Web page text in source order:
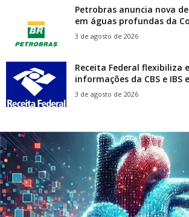
Petrobras anuncia nova
em águas profundas da
3 de agosto de 2026
Receita Federal flexibiliza
informações da CBS e IBS
3 de agosto de 2026